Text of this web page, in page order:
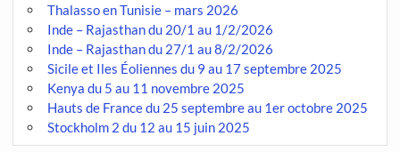
Thalasso en Tunisie – mars 2026
Inde – Rajasthan du 20/1 au 1/2/2026
Inde – Rajasthan du 27/1 au 8/2/2026
Sicile et Iles Éoliennes du 9 au 17 septembre 2025
Kenya du 5 au 11 novembre 2025
Hauts de France du 25 septembre au 1er octobre 2025
Stockholm 2 du 12 au 15 juin 2025